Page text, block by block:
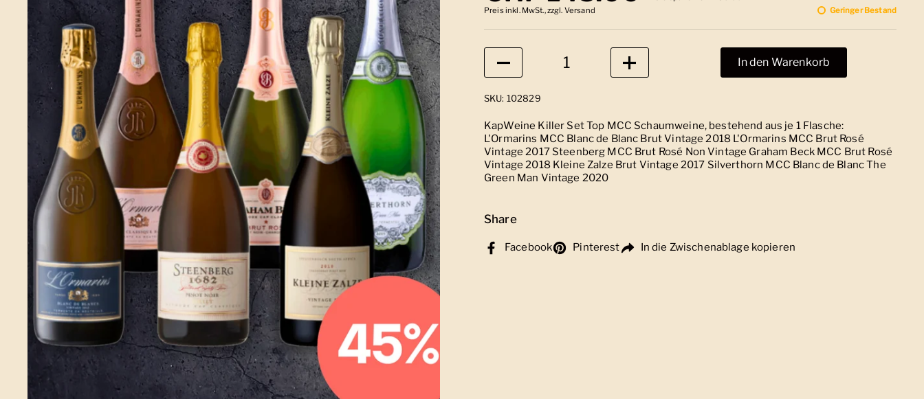
Preis inkl. MwSt., zzgl. Versand Geringer Bestand
Anzahl
In den Warenkorb
SKU: 102829
KapWeine Killer Set Top MCC Schaumweine, bestehend aus je 1 Flasche:
L'Ormarins MCC Blanc de Blanc Brut Vintage 2018 L'Ormarins MCC Brut Rosé
Vintage 2017 Steenberg MCC Brut Rosé Non Vintage Graham Beck MCC Brut Rosé
Vintage 2018 Kleine Zalze Brut Vintage 2017 Silverthorn MCC Blanc de Blanc The
Green Man Vintage 2020
Share
Facebook Pinterest In die Zwischenablage kopieren